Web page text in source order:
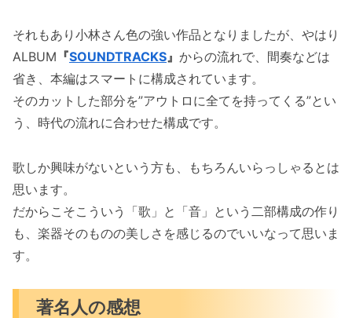
それもあり小林さん色の強い作品となりましたが、やはり
ALBUM 『SOUNDTRACKS』 からの流れで、間奏などは
省き、本編はスマートに構成されています。
そのカットした部分を”アウトロに全てを持ってくる”とい
う、時代の流れに合わせた構成です。
歌しか興味がないという方も、もちろんいらっしゃるとは
思います。
だからこそこういう「歌」と「音」という二部構成の作り
も、楽器そのものの美しさを感じるのでいいなって思いま
す。
著名人の感想